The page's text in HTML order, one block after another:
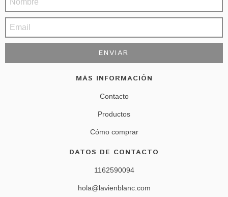
MÁS INFORMACIÓN
Contacto
Productos
Cómo comprar
DATOS DE CONTACTO
1162590094
hola@lavienblanc.com